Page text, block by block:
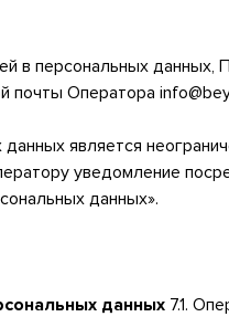
в персональных
почты Оператора
является
уведомление
данных».
данных 7.1.